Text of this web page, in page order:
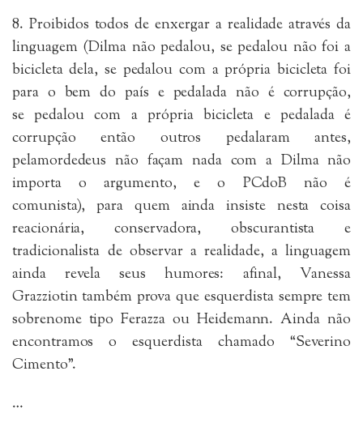
8. Proibidos todos de enxergar a realidade através da
linguagem (Dilma não pedalou, se pedalou não foi a
bicicleta dela, se pedalou com a própria bicicleta foi
para o bem do país e pedalada não é corrupção,
se pedalou com a própria bicicleta e pedalada é
corrupção então outros pedalaram antes,
pelamordedeus não façam nada com a Dilma não
importa o argumento, e o PCdoB não é
comunista), para quem ainda insiste nesta coisa
reacionária, conservadora, obscurantista e
tradicionalista de observar a realidade, a linguagem
ainda revela seus humores: afinal, Vanessa
Grazziotin também prova que esquerdista sempre tem
sobrenome tipo Ferazza ou Heidemann. Ainda não
encontramos o esquerdista chamado “Severino
Cimento”.
…